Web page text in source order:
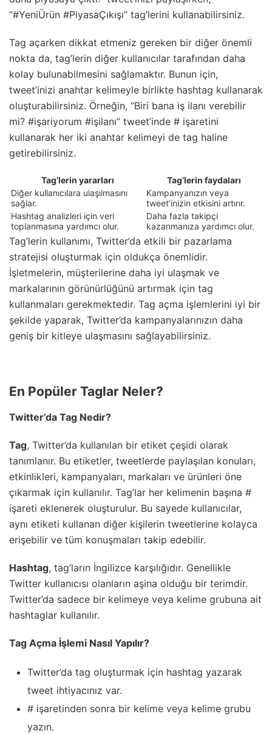
“#YeniÜrün #PiyasaÇıkışı” tag’lerini kullanabilirsiniz.
Tag açarken dikkat etmeniz gereken bir diğer önemli
nokta da, tag’lerin diğer kullanıcılar tarafından daha
kolay bulunabilmesini sağlamaktır. Bunun için,
tweet’inizi anahtar kelimeyle birlikte hashtag kullanarak
oluşturabilirsiniz. Örneğin, “Biri bana iş ilanı verebilir
mi? #işariyorum #işilanı” tweet’inde # işaretini
kullanarak her iki anahtar kelimeyi de tag haline
getirebilirsiniz.
Tag’lerin yararları
Tag’lerin faydaları
Diğer kullanıcılara ulaşılmasını
sağlar.
Kampanyanızın veya
tweet’inizin etkisini artırır.
Hashtag analizleri için veri
toplanmasına yardımcı olur.
Daha fazla takipçi
kazanmanıza yardımcı olur.
Tag’lerin kullanımı, Twitter’da etkili bir pazarlama
stratejisi oluşturmak için oldukça önemlidir.
İşletmelerin, müşterilerine daha iyi ulaşmak ve
markalarının görünürlüğünü artırmak için tag
kullanmaları gerekmektedir. Tag açma işlemlerini iyi bir
şekilde yaparak, Twitter’da kampanyalarınızın daha
geniş bir kitleye ulaşmasını sağlayabilirsiniz.
En Popüler Taglar Neler?
Twitter’da Tag Nedir?
Tag, Twitter’da kullanılan bir etiket çeşidi olarak
tanımlanır. Bu etiketler, tweetlerde paylaşılan konuları,
etkinlikleri, kampanyaları, markaları ve ürünleri öne
çıkarmak için kullanılır. Tag’lar her kelimenin başına #
işareti eklenerek oluşturulur. Bu sayede kullanıcılar,
aynı etiketi kullanan diğer kişilerin tweetlerine kolayca
erişebilir ve tüm konuşmaları takip edebilir.
Hashtag, tag’ların İngilizce karşılığıdır. Genellikle
Twitter kullanıcısı olanların aşina olduğu bir terimdir.
Twitter’da sadece bir kelimeye veya kelime grubuna ait
hashtaglar kullanılır.
Tag Açma İşlemi Nasıl Yapılır?
Twitter’da tag oluşturmak için hashtag yazarak
tweet ihtiyacınız var.
# işaretinden sonra bir kelime veya kelime grubu
yazın.